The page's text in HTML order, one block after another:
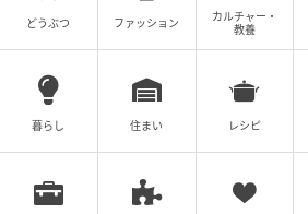
ママ広場
どうぶつ ファッション
カルチャー・
教養
暮らし 住まい レシピ